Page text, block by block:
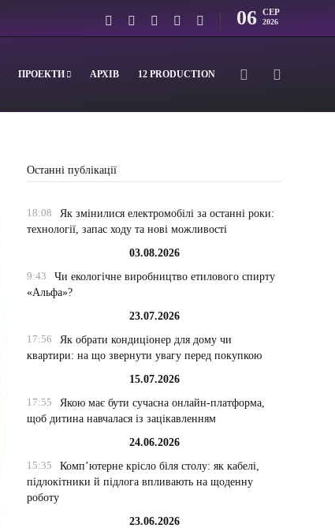
06 СЕР
2026
ПРОЕКТИ АРХІВ 12 PRODUCTION
Останні публікації
18:08
Як змінилися електромобілі за останні роки:
технології, запас ходу та нові можливості
03.08.2026
9:43
Чи екологічне виробництво етилового спирту
«Альфа»?
23.07.2026
17:56
Як обрати кондиціонер для дому чи
квартири: на що звернути увагу перед покупкою
15.07.2026
17:55
Якою має бути сучасна онлайн-платформа,
щоб дитина навчалася із зацікавленням
24.06.2026
15:35
Комп’ютерне крісло біля столу: як кабелі,
підлокітники й підлога впливають на щоденну
роботу
23.06.2026